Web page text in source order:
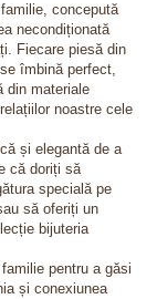
concepută
necondiționată
Fiecare piesă din
îmbină perfect,
din materiale
noastre cele
și elegantă de a
că doriți să
specială pe
să oferiți un
bijuteria
pentru a găsi
și conexiunea